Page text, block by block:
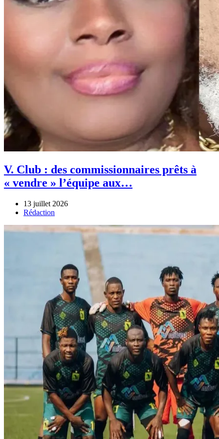
V. Club : des commissionnaires prêts à
« vendre » l’équipe aux…
13 juillet 2026
Author
Rédaction